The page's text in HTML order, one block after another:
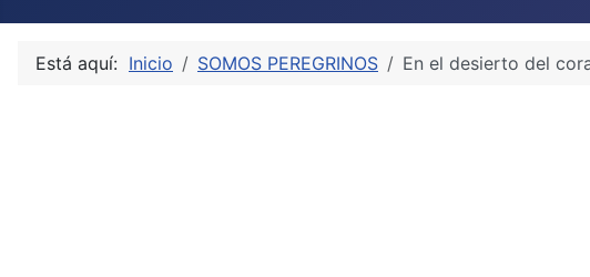
Está aquí: Inicio SOMOS PEREGRINOS En el desierto del